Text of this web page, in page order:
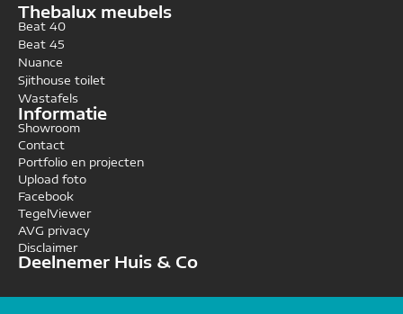
Thebalux meubels
Beat 40
Beat 45
Nuance
Sjithouse toilet
Wastafels
Informatie
Showroom
Contact
Portfolio en projecten
Upload foto
Facebook
TegelViewer
AVG privacy
Disclaimer
Deelnemer Huis & Co